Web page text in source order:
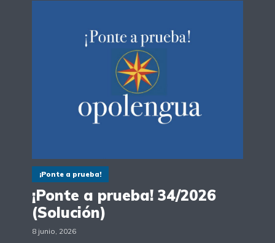
¡Ponte a prueba!
¡Ponte a prueba! 34/2026
(Solución)
8 junio, 2026